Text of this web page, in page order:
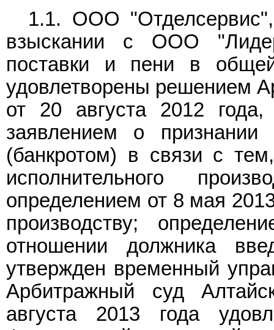
1.1. ООО "Отделсервис",
взыскании с ООО
поставки и пени в
удовлетворены решением
от 20 августа 2012
заявлением о
(банкротом) в связи с
исполнительного
определением от 8 мая
производству;
отношении должника
утвержден временный
Арбитражный суд
августа 2013 года